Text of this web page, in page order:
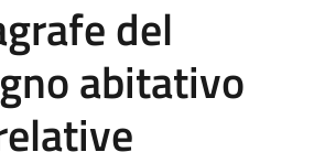
del
abitativo